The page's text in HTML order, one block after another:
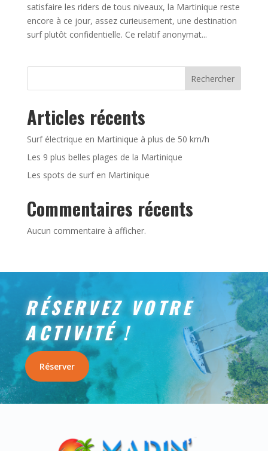
satisfaire les riders de tous niveaux, la Martinique reste
encore à ce jour, assez curieusement, une destination
surf plutôt confidentielle. Ce relatif anonymat...
Rechercher
Articles récents
Surf électrique en Martinique à plus de 50 km/h
Les 9 plus belles plages de la Martinique
Les spots de surf en Martinique
Commentaires récents
Aucun commentaire à afficher.
RÉSERVEZ VOTRE
ACTIVITÉ !
Réserver